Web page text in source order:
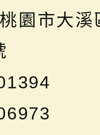
園市大溪